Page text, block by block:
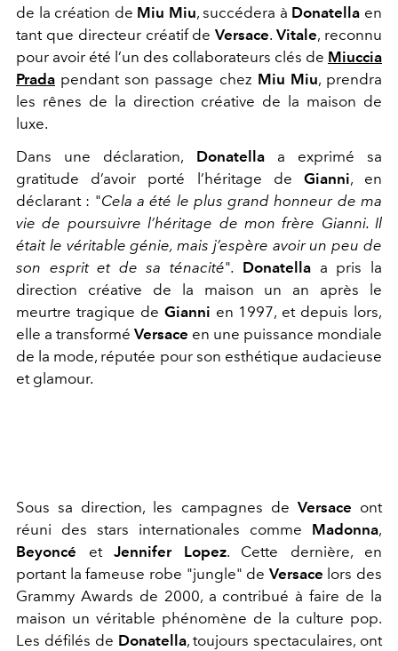
de la création de Miu Miu, succédera à Donatella en
tant que directeur créatif deVersace.Vitale, reconnu
pour avoir été l’un des collaborateurs clés de Miuccia
Prada pendant son passage chez Miu Miu, prendra
les rênes de la direction créative de la maison de
luxe.
Dans une déclaration, Donatellaa exprimé sa
gratitude d’avoir porté l’héritage de Gianni, en
déclarant : "Cela a été le plus grand honneur de ma
vie de poursuivre l’héritage de mon frère Gianni. Il
était le véritable génie, mais j’espère avoir un peu de
son esprit et de sa ténacité". Donatella a pris la
direction créative de la maison un an après le
meurtre tragique de Gianni en 1997, et depuis lors,
elle a transformé Versace en une puissance mondiale
de la mode, réputée pour son esthétique audacieuse
et glamour.
Sous sa direction, les campagnes de Versace ont
réuni des stars internationales comme Madonna,
Beyoncé et Jennifer Lopez. Cette dernière, en
portant la fameuse robe "jungle" de Versace lors des
Grammy Awards de 2000, a contribué à faire de la
maison un véritable phénomène de la culture pop.
Les défilés de Donatella, toujours spectaculaires, ont